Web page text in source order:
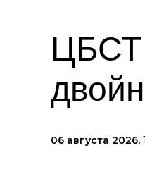
ЦБСТ
06 августа 2026,